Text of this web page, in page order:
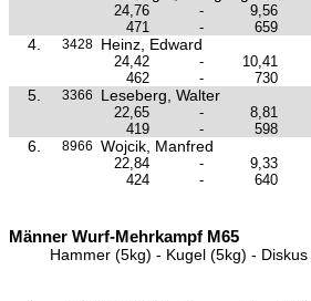
24,76 - 9,56
471
- 659
4. 3428 Heinz, Edward
24,42 - 10,41
462
- 730
5. 3366 Leseberg, Walter
22,65 - 8,81
419
- 598
6. 8966 Wojcik, Manfred
22,84 - 9,33
424
- 640
Männer Wurf-Mehrkampf M65
Hammer (5kg) - Kugel (5kg) -